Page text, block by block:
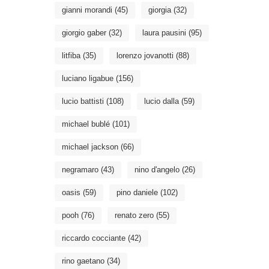
gianni morandi (45) giorgia(32)
giorgio gaber (32) laura pausini (95)
litfiba(35) lorenzo jovanotti (88)
luciano ligabue (156)
lucio battisti (108) lucio dalla(59)
michael bublé (101)
michael jackson (66)
negramaro (43) nino d'angelo (26)
oasis (59) pino daniele (102)
pooh (76) renato zero (55)
riccardo cocciante (42)
rino gaetano (34)